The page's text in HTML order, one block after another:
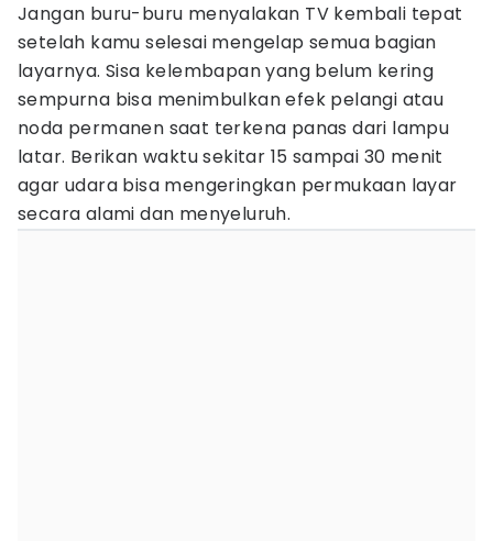
Jangan buru-buru menyalakan TV kembali tepat
setelah kamu selesai mengelap semua bagian
layarnya. Sisa kelembapan yang belum kering
sempurna bisa menimbulkan efek pelangi atau
noda permanen saat terkena panas dari lampu
latar. Berikan waktu sekitar 15 sampai 30 menit
agar udara bisa mengeringkan permukaan layar
secara alami dan menyeluruh.